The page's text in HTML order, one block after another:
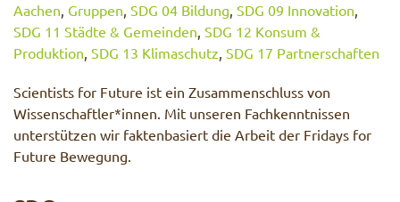
Aachen, Gruppen, SDG 04 Bildung, SDG 09 Innovation,
SDG 11 Städte & Gemeinden, SDG 12 Konsum &
Produktion, SDG 13 Klimaschutz, SDG 17 Partnerschaften
Scientists for Future ist ein Zusammenschluss von
Wissenschaftler*innen. Mit unseren Fachkenntnissen
unterstützen wir faktenbasiert die Arbeit der Fridays for
Future Bewegung.